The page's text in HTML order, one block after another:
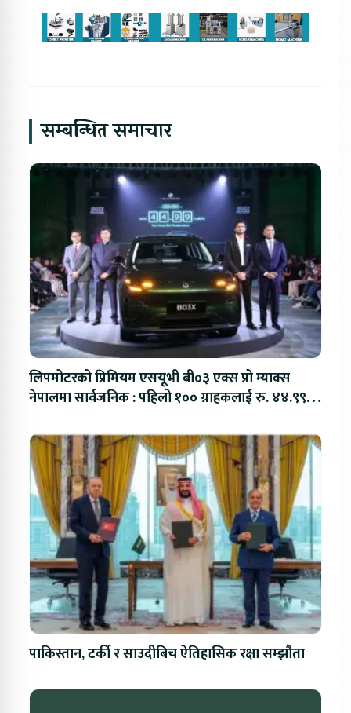
सम्बन्धित समाचार
लिपमोटरको प्रिमियम एसयूभी बी०३ एक्स प्रो म्याक्स
नेपालमा सार्वजनिक : पहिलो १०० ग्राहकलाई रु. ४४.९९
पाकिस्तान, टर्की र साउदीबिच ऐतिहासिक रक्षा सम्झौता